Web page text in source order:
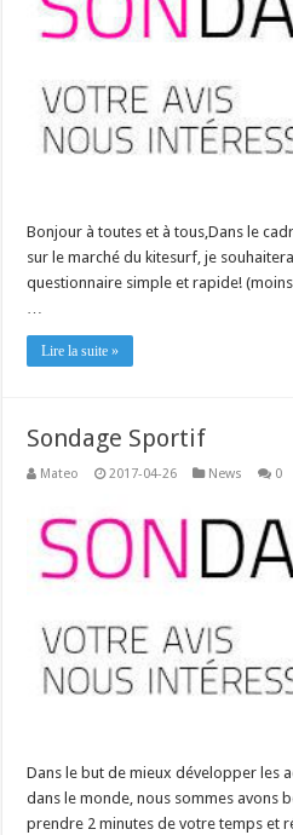
Bonjour à toutes et à tous,Dans le
sur le marché du kitesurf, je
questionnaire simple et rapide!
…
Lire la suite »
Sondage Sportif
Mateo 2017-04-26 News 0
Dans le but de mieux développer les
dans le monde, nous sommes avons
prendre 2 minutes de votre temps et